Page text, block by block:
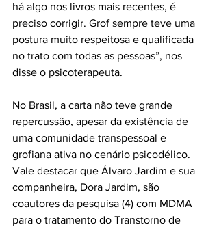
há algo nos livros mais recentes, é
preciso corrigir. Grof sempre teve uma
postura muito respeitosa e qualificada
no trato com todas as pessoas”, nos
disse o psicoterapeuta.
No Brasil, a carta não teve grande
repercussão, apesar da existência de
uma comunidade transpessoal e
grofiana ativa no cenário psicodélico.
Vale destacar que Álvaro Jardim e sua
companheira, Dora Jardim, são
coautores da pesquisa (4) com MDMA
para o tratamento do Transtorno de